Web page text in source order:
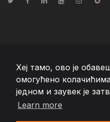
Хеј тамо, ово је
омогућено
једном и заувек је
Learn more
Changelog● Коришћењем ове
href="https://teamextension.rs/sr/
<а href="https://teamextension.rs/